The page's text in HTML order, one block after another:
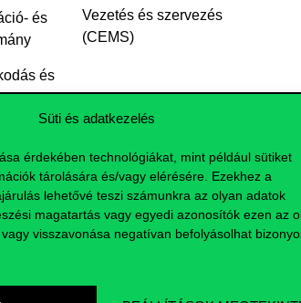
Süti és adatkezelés
érdekében technológiákat, mint például sütiket
tárolására és/vagy elérésére. Ezekhez a
lehetővé teszi számunkra az olyan adatok
magatartás vagy egyedi azonosítók ezen az
visszavonása negatívan befolyásolhat
és
és
Vezetés és szervezés
(CEMS)